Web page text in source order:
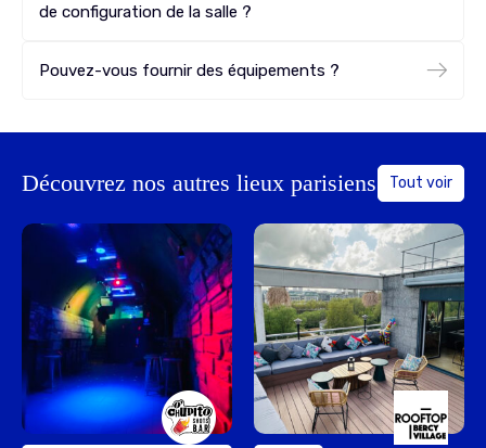
de configuration de la salle ?
Pouvez-vous fournir des équipements ?
Découvrez nos autres lieux parisiens Tout voir